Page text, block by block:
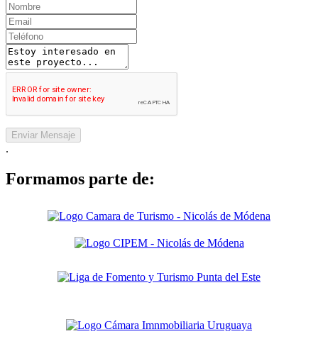
Enviar Mensaje
.
Formamos parte de: